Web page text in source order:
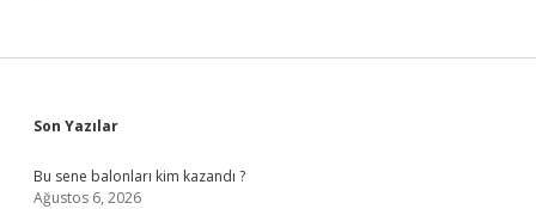
Sidebar
Son Yazılar
Bu sene balonları kim kazandı ?
Ağustos 6, 2026